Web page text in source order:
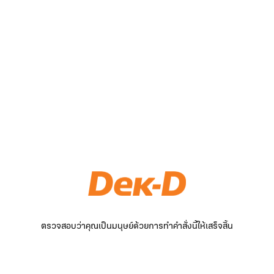
ตรวจสอบว่าคุณเป็นมนุษย์ด้วยการทำคำสั่งนี้ให้เสร็จสิ้น